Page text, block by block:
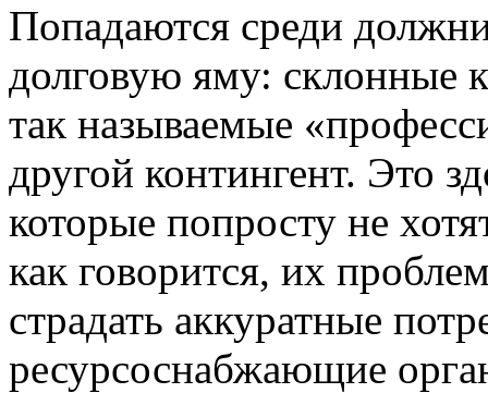
Попадаются среди
долговую яму: склонные
так называемые
другой контингент. Это
которые попросту не
как говорится, их
страдать аккуратные
ресурсоснабжающие